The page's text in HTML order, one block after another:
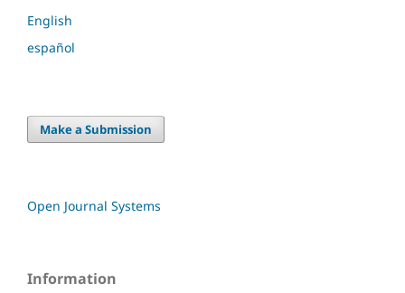
English
español
Make a Submission
Open Journal Systems
Information